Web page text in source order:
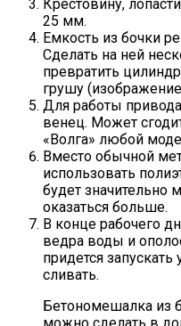
Крестовину,
25 мм.
Емкость из бочки
Сделать на ней
превратить
грушу
Для работы
венец. Может
«Волга» любой
Вместо обычной
использовать
будет значительно
оказаться больше.
В конце рабочего
ведра воды и
придется запускать
сливать.
Бетономешалка из